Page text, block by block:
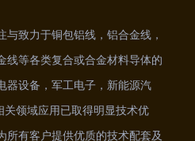
致力于铜包铝线，铝合金线，
线等各类复合或合金材料导体的
器设备，军工电子，新能源汽
关领域应用已取得明显技术优
所有客户提供优质的技术配套及